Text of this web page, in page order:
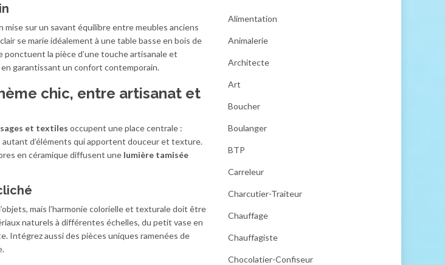
mise sur un savant équilibre entre meubles anciens
se marie idéalement à une table basse en bois de
la pièce d’une touche artisanale et
garantissant un confort contemporain.
chic, entre artisanat et
et textiles occupent une place centrale :
autant d’éléments qui apportent douceur et texture.
en céramique diffusent une lumière tamisée
mais l’harmonie colorielle et texturale doit être
naturels à différentes échelles, du petit vase en
Intégrez aussi des pièces uniques ramenées de
Alimentation
Animalerie
Architecte
Art
Boucher
Boulanger
BTP
Carreleur
Charcutier-Traiteur
Chauffage
Chauffagiste
Chocolatier-Confiseur